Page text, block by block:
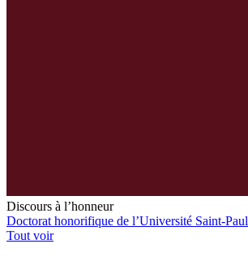
Discours à l’honneur
Doctorat honorifique de l’Université Saint-Paul
Tout voir